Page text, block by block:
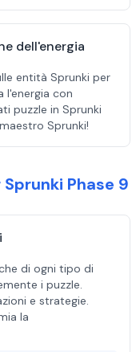
dell'energia
entità Sprunki per
l'energia con
puzzle in Sprunki
Sprunki!
Phase 9
di ogni tipo di
i puzzle.
e strategie.
la